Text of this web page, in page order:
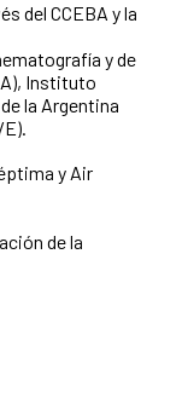
del CCEBA y la
y de
Instituto
la Argentina
y Air
de la